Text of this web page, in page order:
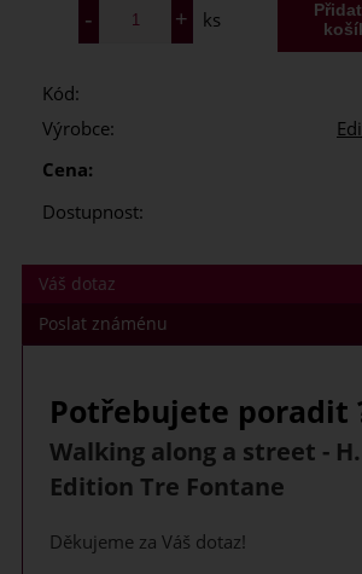
ks
Kód:
Výrobce:
Cena:
Dostupnost:
Váš dotaz
Poslat známénu
Potřebujete poradit
Walking along a street -
Edition Tre Fontane
Děkujeme za Váš dotaz!